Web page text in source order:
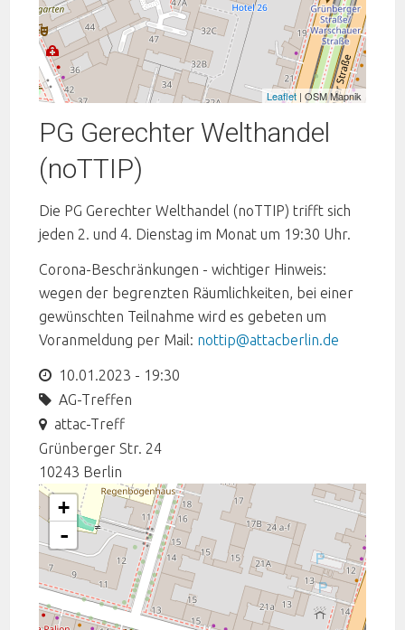
Leaflet| OSM Mapnik
PG Gerechter Welthandel
(noTTIP)
Die PG Gerechter Welthandel (noTTIP) trifft sich
jeden 2. und 4. Dienstag im Monat um 19:30 Uhr.
Corona-Beschränkungen - wichtiger Hinweis:
wegen der begrenzten Räumlichkeiten, bei einer
gewünschten Teilnahme wird es gebeten um
Voranmeldung per Mail: nottip@attacberlin.de
10.01.2023 - 19:30
AG-Treffen
attac-Treff
Grünberger Str. 24
10243 Berlin
+
-